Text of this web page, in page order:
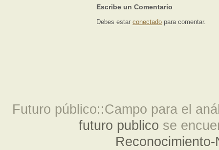
Escribe un Comentario
Debes estarconectado para comentar.
Futuro público::Campo para el
futuro publico se